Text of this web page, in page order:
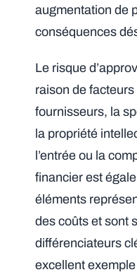
augmentation de
conséquences
Le risque
raison de
fournisseurs, la
la propriété
l’entrée ou la
financier est
éléments
des coûts et sont
différenciateurs
excellent